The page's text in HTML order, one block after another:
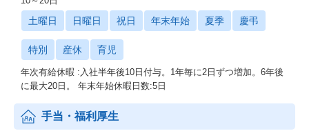
土曜日 日曜日 祝日 年末年始 夏季 慶弔
特別 産休 育児
年次有給休暇 :入社半年後10日付与。1年毎に2日ずつ増加。6年後
に最大20日。 年末年始休暇日数:5日
手当・福利厚生